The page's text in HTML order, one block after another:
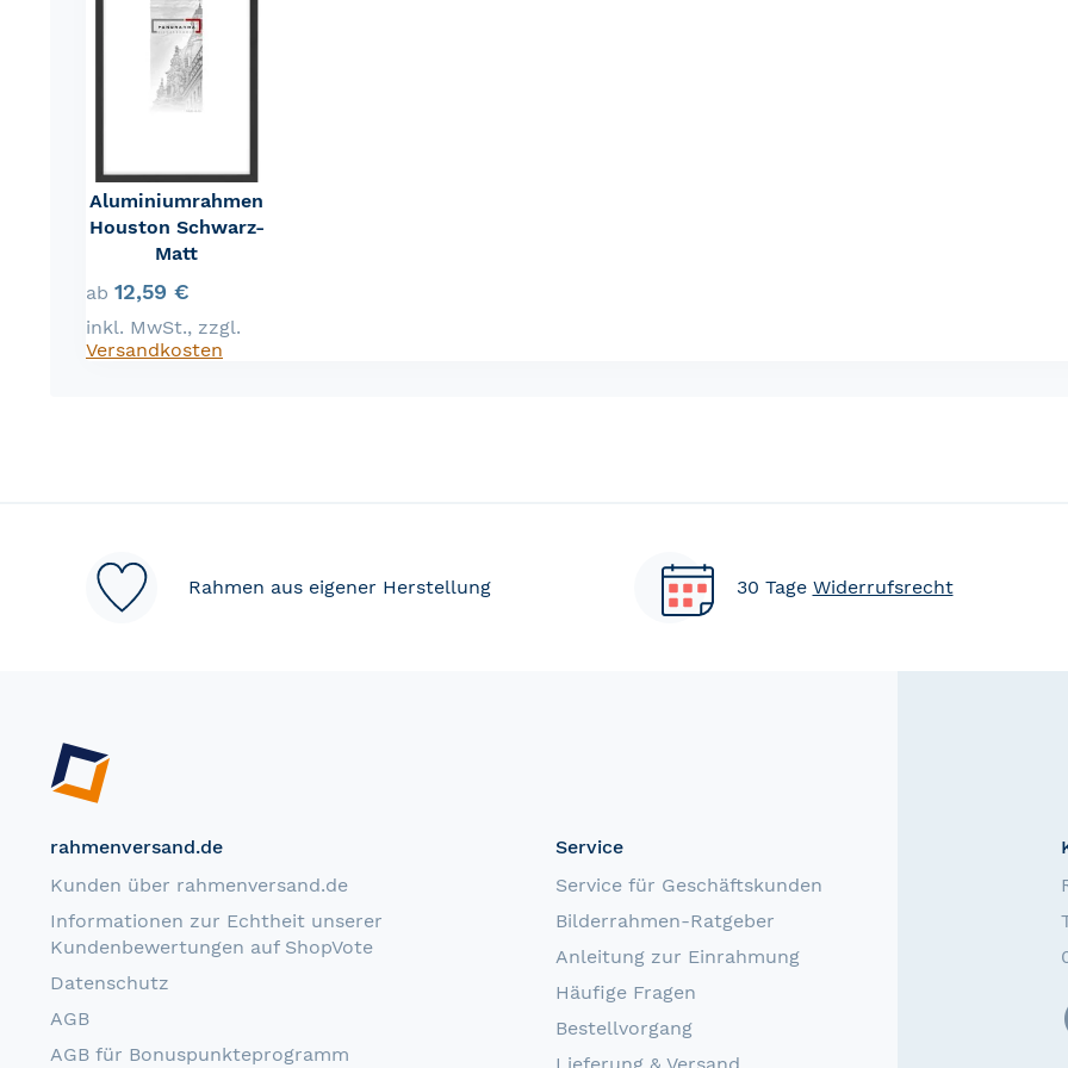
Aluminiumrahmen
Houston Schwarz-
Matt
ab 12,59 €
inkl. MwSt., zzgl.
Versandkosten
Rahmen aus eigener Herstellung 30 Tage Widerrufsrecht
rahmenversand.de
Kunden über rahmenversand.de
Informationen zur Echtheit unserer
Kundenbewertungen auf ShopVote
Datenschutz
AGB
AGB für Bonuspunkteprogramm
Service
Service für Geschäftskunden
Bilderrahmen-Ratgeber
Anleitung zur Einrahmung
Häufige Fragen
Bestellvorgang